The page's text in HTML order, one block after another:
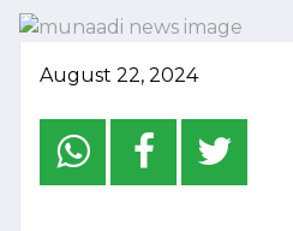
August 22, 2024